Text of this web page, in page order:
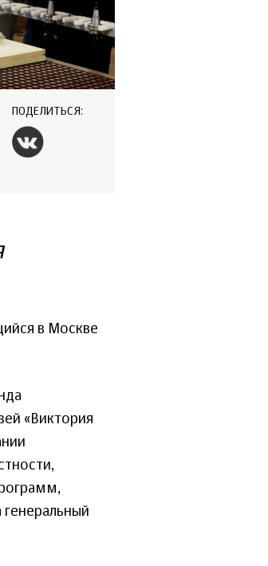
ПОДЕЛИТЬСЯ:
в Москве
«Виктория